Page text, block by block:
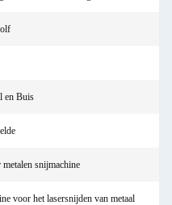
en Buis
metalen snijmachine
voor het lasersnijden van metaal